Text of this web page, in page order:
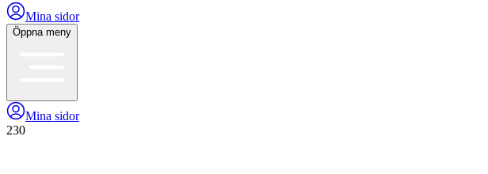
Mina sidor
Öppna meny
Mina sidor
230